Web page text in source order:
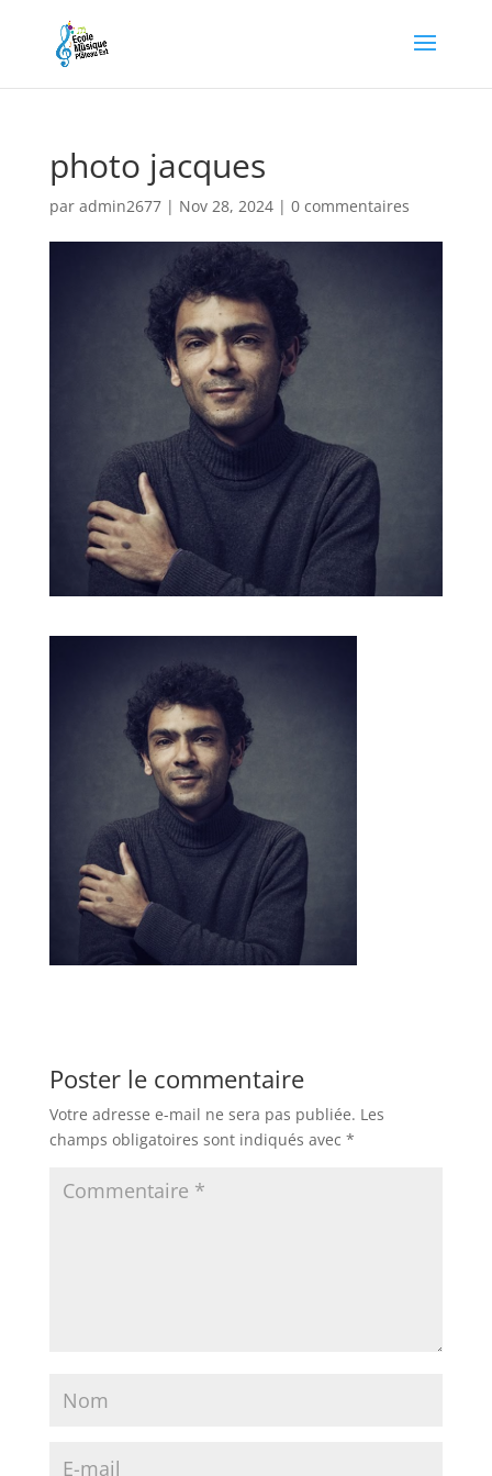
photo jacques
par admin2677| Nov 28, 2024| 0 commentaires
Poster le commentaire
Votre adresse e-mail ne sera pas publiée. Les
champs obligatoires sont indiqués avec *